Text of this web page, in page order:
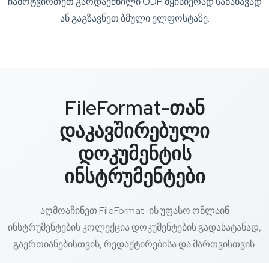
ან გაგზავნეთ ბმული ელფოსტაზე.
FileFormat-თან
დაკავშირებული
დოკუმენტის
ინსტრუმენტები
აღმოაჩინეთ FileFormat-ის უფასო ონლაინ
ინსტრუმენტების კოლექცია დოკუმენტების გადასატანად,
გაერთიანებისთვის, რედაქტირებისა და მართვისთვის.